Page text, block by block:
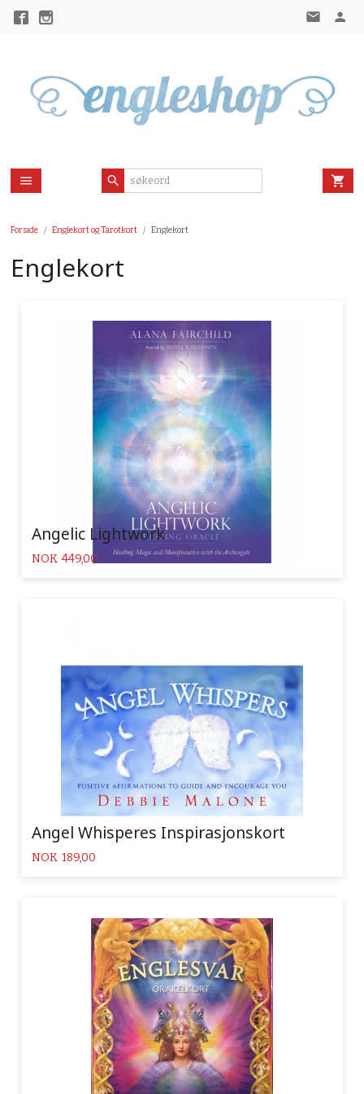
Forside Englekort og Tarotkort Englekort
Englekort
Angelic Lightwork
Pris
NOK 449,00
Angel Whisperes Inspirasjonskort
Pris
NOK 189,00